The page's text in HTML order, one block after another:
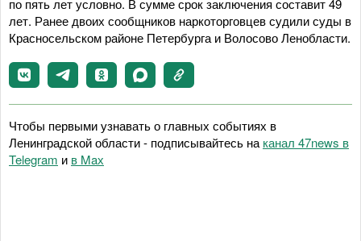
по пять лет условно. В сумме срок заключения составит 49
лет. Ранее двоих сообщников наркоторговцев судили суды в
Красносельском районе Петербурга и Волосово Ленобласти.
Чтобы первыми узнавать о главных событиях в
Ленинградской области - подписывайтесь наканал 47news в
Telegram и в Maх